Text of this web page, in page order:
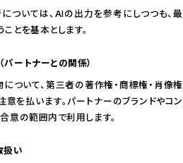
ついては、AIの出力を参考にしつつも、最
とを基本とします。
ートナーとの関係）
ついて、第三者の著作権・商標権・肖像権
を払います。パートナーのブランドやコン
意の範囲内で利用します。
扱い